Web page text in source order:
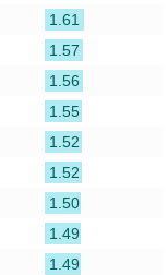
1.61
1.57
1.56
1.55
1.52
1.52
1.50
1.49
1.49